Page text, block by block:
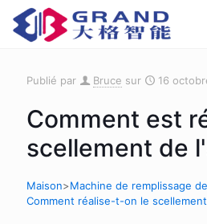
Publié par Bruce sur 16
Comment est
scellement de
Maison>Machine de remplissage
Comment réalise-t-on le